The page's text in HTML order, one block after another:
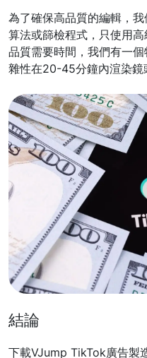
為了確保高品質的編輯，
算法或篩檢程式，只使用
品質需要時間，我們有一
雜性在20-45分鐘內渲染鏡
結論
下載VJump TikTok廣告製